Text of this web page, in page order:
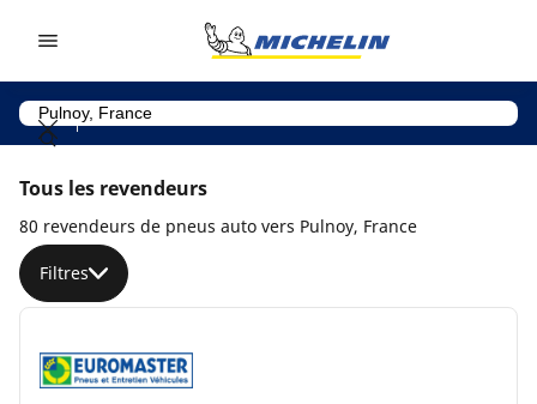
Tous les revendeurs
80 revendeurs de pneus auto vers Pulnoy, France
Filtres